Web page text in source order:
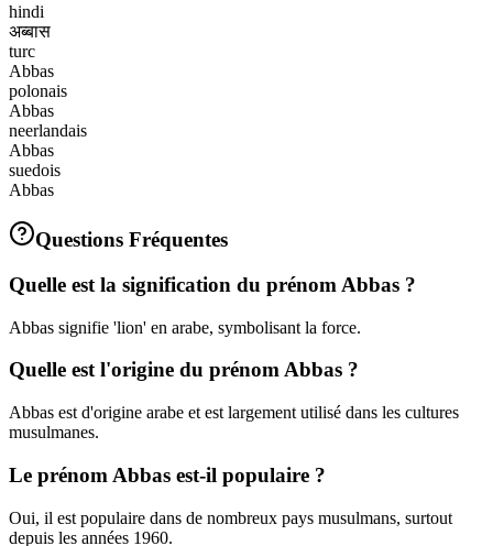
hindi
अब्बास
turc
Abbas
polonais
Abbas
neerlandais
Abbas
suedois
Abbas
Questions Fréquentes
Quelle est la signification du prénom Abbas ?
Abbas signifie 'lion' en arabe, symbolisant la force.
Quelle est l'origine du prénom Abbas ?
Abbas est d'origine arabe et est largement utilisé dans les cultures
musulmanes.
Le prénom Abbas est-il populaire ?
Oui, il est populaire dans de nombreux pays musulmans, surtout
depuis les années 1960.